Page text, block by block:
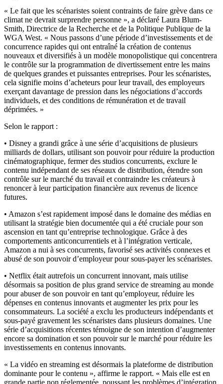
« Le fait que les scénaristes soient contraints de faire grève dans ce
climat ne devrait surprendre personne », a déclaré Laura Blum-
Smith, Directrice de la Recherche et de la Politique Publique de la
WGA West. « Nous passons d’une période d’investissements et de
concurrence rapides qui ont entraîné la création de contenus
nouveaux et diversifiés à un modèle monopolistique qui concentrera
le contrôle sur la programmation de divertissement entre les mains
de quelques grandes et puissantes entreprises. Pour les scénaristes,
cela signifie moins d’acheteurs pour leur travail, des employeurs
exerçant davantage de pression dans les négociations d’accords
individuels, et des conditions de rémunération et de travail
déprimées. »
Selon le rapport :
• Disney a grandi grâce à une série d’acquisitions de plusieurs
milliards de dollars, utilisant son pouvoir pour réduire la production
cinématographique, fermer des studios concurrents, exclure le
contenu indépendant de ses réseaux de distribution, étendre son
contrôle sur le marché du travail et contraindre les créateurs à
renoncer à leur participation financière aux revenus de licence
futures.
• Amazon s’est rapidement imposé dans le domaine des médias en
utilisant la stratégie bien documentée qui a été cruciale pour son
ascension en tant qu’entreprise technologique. Grâce à des
comportements anticoncurrentiels et à l’intégration verticale,
Amazon a nui à ses concurrents, favorisé ses activités connexes et
abusé de son pouvoir d’employeur pour sous-payer les scénaristes.
• Netflix était autrefois un concurrent innovant, mais utilise
désormais sa position de plus grand service de streaming au monde
pour abuser de son pouvoir en tant qu’employeur, réduire les
dépenses en contenus innovants et augmenter les prix pour les
consommateurs. La société a exclu les producteurs indépendants et
sous-payé gravement les scénaristes dans plusieurs domaines. Une
série d’acquisitions récentes témoigne de son intention d’augmenter
encore sa domination et son pouvoir sur le marché pour réduire les
investissements en contenus innovants.
« La vidéo en streaming est désormais la plateforme de distribution
dominante pour le contenu », affirme le rapport. « Mais elle est en
grande partie non réglementée, poussant les problèmes d’intégration